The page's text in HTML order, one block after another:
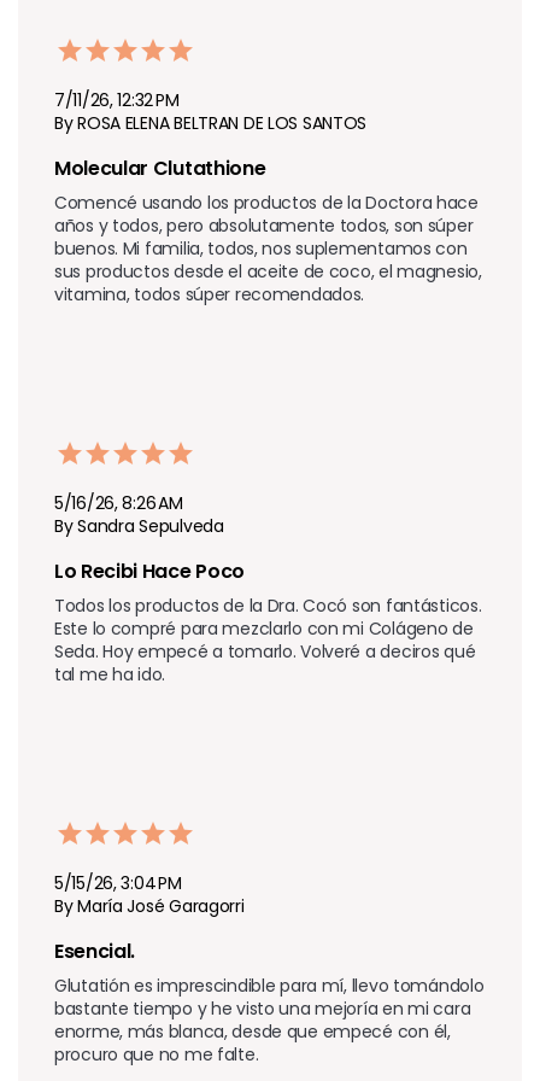
7/11/26, 12:32 PM
By ROSA ELENA BELTRAN DE LOS SANTOS
Molecular Clutathione
Comencé usando los productos de la Doctora hace
años y todos, pero absolutamente todos, son súper
buenos. Mi familia, todos, nos suplementamos con
sus productos desde el aceite de coco, el magnesio,
vitamina, todos súper recomendados.
5/16/26, 8:26 AM
By Sandra Sepulveda
Lo Recibi Hace Poco
Todos los productos de la Dra. Cocó son fantásticos.
Este lo compré para mezclarlo con mi Colágeno de
Seda. Hoy empecé a tomarlo. Volveré a deciros qué
tal me ha ido.
5/15/26, 3:04 PM
By María José Garagorri
Esencial.
Glutatión es imprescindible para mí, llevo tomándolo
bastante tiempo y he visto una mejoría en mi cara
enorme, más blanca, desde que empecé con él,
procuro que no me falte.